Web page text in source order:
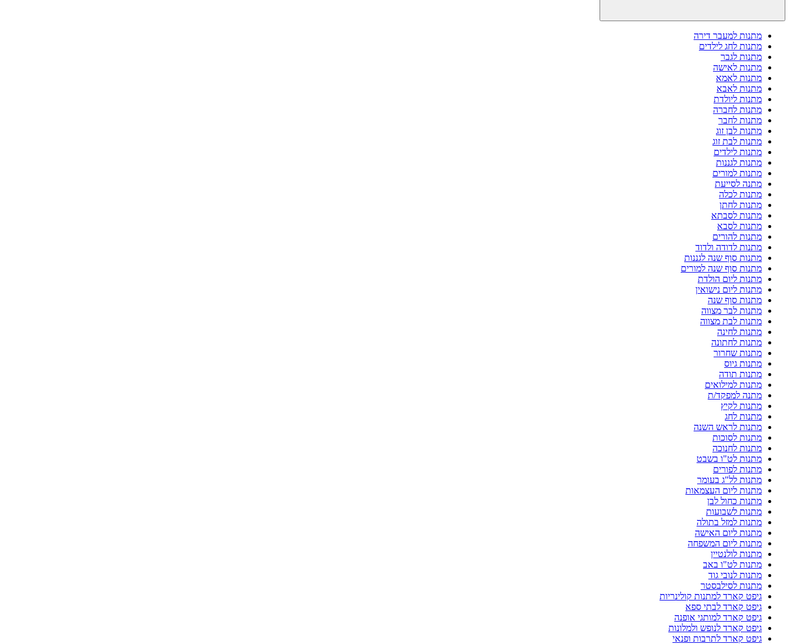
מתנות למעבר דירה
מתנות לחג לילדים
מתנות לגבר
מתנות לאישה
מתנות לאמא
מתנות לאבא
מתנות ליולדת
מתנות לחברה
מתנות לחבר
מתנות לבן זוג
מתנות לבת זוג
מתנות לילדים
מתנות לגננות
מתנות למורים
מתנה לסייעת
מתנות לכלה
מתנות לחתן
מתנות לסבתא
מתנות לסבא
מתנות להורים
מתנות לדודה ולדוד
מתנות סוף שנה לגננות
מתנות סוף שנה למורים
מתנות ליום הולדת
מתנות ליום נישואין
מתנות סוף שנה
מתנות לבר מצווה
מתנות לבת מצווה
מתנות לחינה
מתנות לחתונה
מתנות שחרור
מתנות גיוס
מתנות תודה
מתנות למילואים
מתנה למפקד/ת
מתנות לקיץ
מתנות לחג
מתנות לראש השנה
מתנות לסוכות
מתנות לחנוכה
מתנות לט"ו בשבט
מתנות לפורים
מתנות לל"ג בעומר
מתנות ליום העצמאות
מתנות כחול לבן
מתנות לשבועות
מתנות למזל בתולה
מתנות ליום האישה
מתנות ליום המשפחה
מתנות לולנטיין
מתנות לט"ו באב
מתנות לנובי גוד
מתנות לסילבסטר
גיפט קארד למתנות קולינריות
גיפט קארד לבתי ספא
גיפט קארד למותגי אופנה
גיפט קארד לנופש ולמלונות
גיפט קארד לתרבות ופנאי